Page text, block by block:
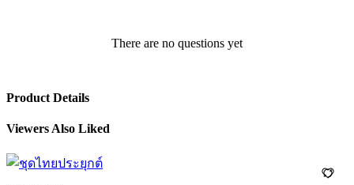
There are no questions yet
Product Details
Viewers Also Liked